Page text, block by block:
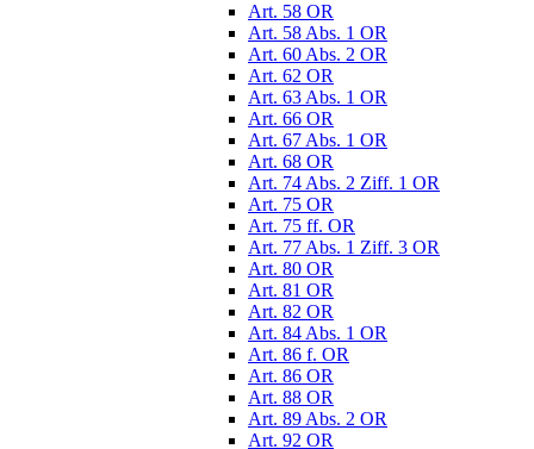
Art. 58 OR
Art. 58 Abs. 1 OR
Art. 60 Abs. 2 OR
Art. 62 OR
Art. 63 Abs. 1 OR
Art. 66 OR
Art. 67 Abs. 1 OR
Art. 68 OR
Art. 74 Abs. 2 Ziff. 1 OR
Art. 75 OR
Art. 75 ff. OR
Art. 77 Abs. 1 Ziff. 3 OR
Art. 80 OR
Art. 81 OR
Art. 82 OR
Art. 84 Abs. 1 OR
Art. 86 f. OR
Art. 86 OR
Art. 88 OR
Art. 89 Abs. 2 OR
Art. 92 OR